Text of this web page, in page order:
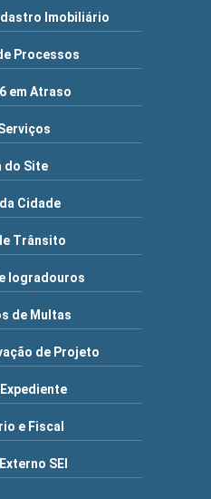
Imobiliário
Processos
em Atraso
do Site
Cidade
Trânsito
logradouros
de Multas
de Projeto
e Fiscal
SEI